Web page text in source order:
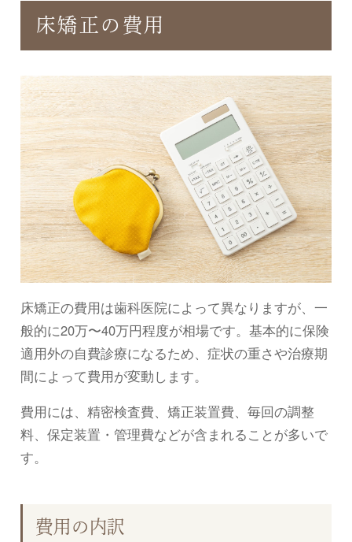
床矯正の費用
床矯正の費用は歯科医院によって異なりますが、一
般的に20万〜40万円程度が相場です。基本的に保険
適用外の自費診療になるため、症状の重さや治療期
間によって費用が変動します。
費用には、精密検査費、矯正装置費、毎回の調整
料、保定装置・管理費などが含まれることが多いで
す。
費用の内訳